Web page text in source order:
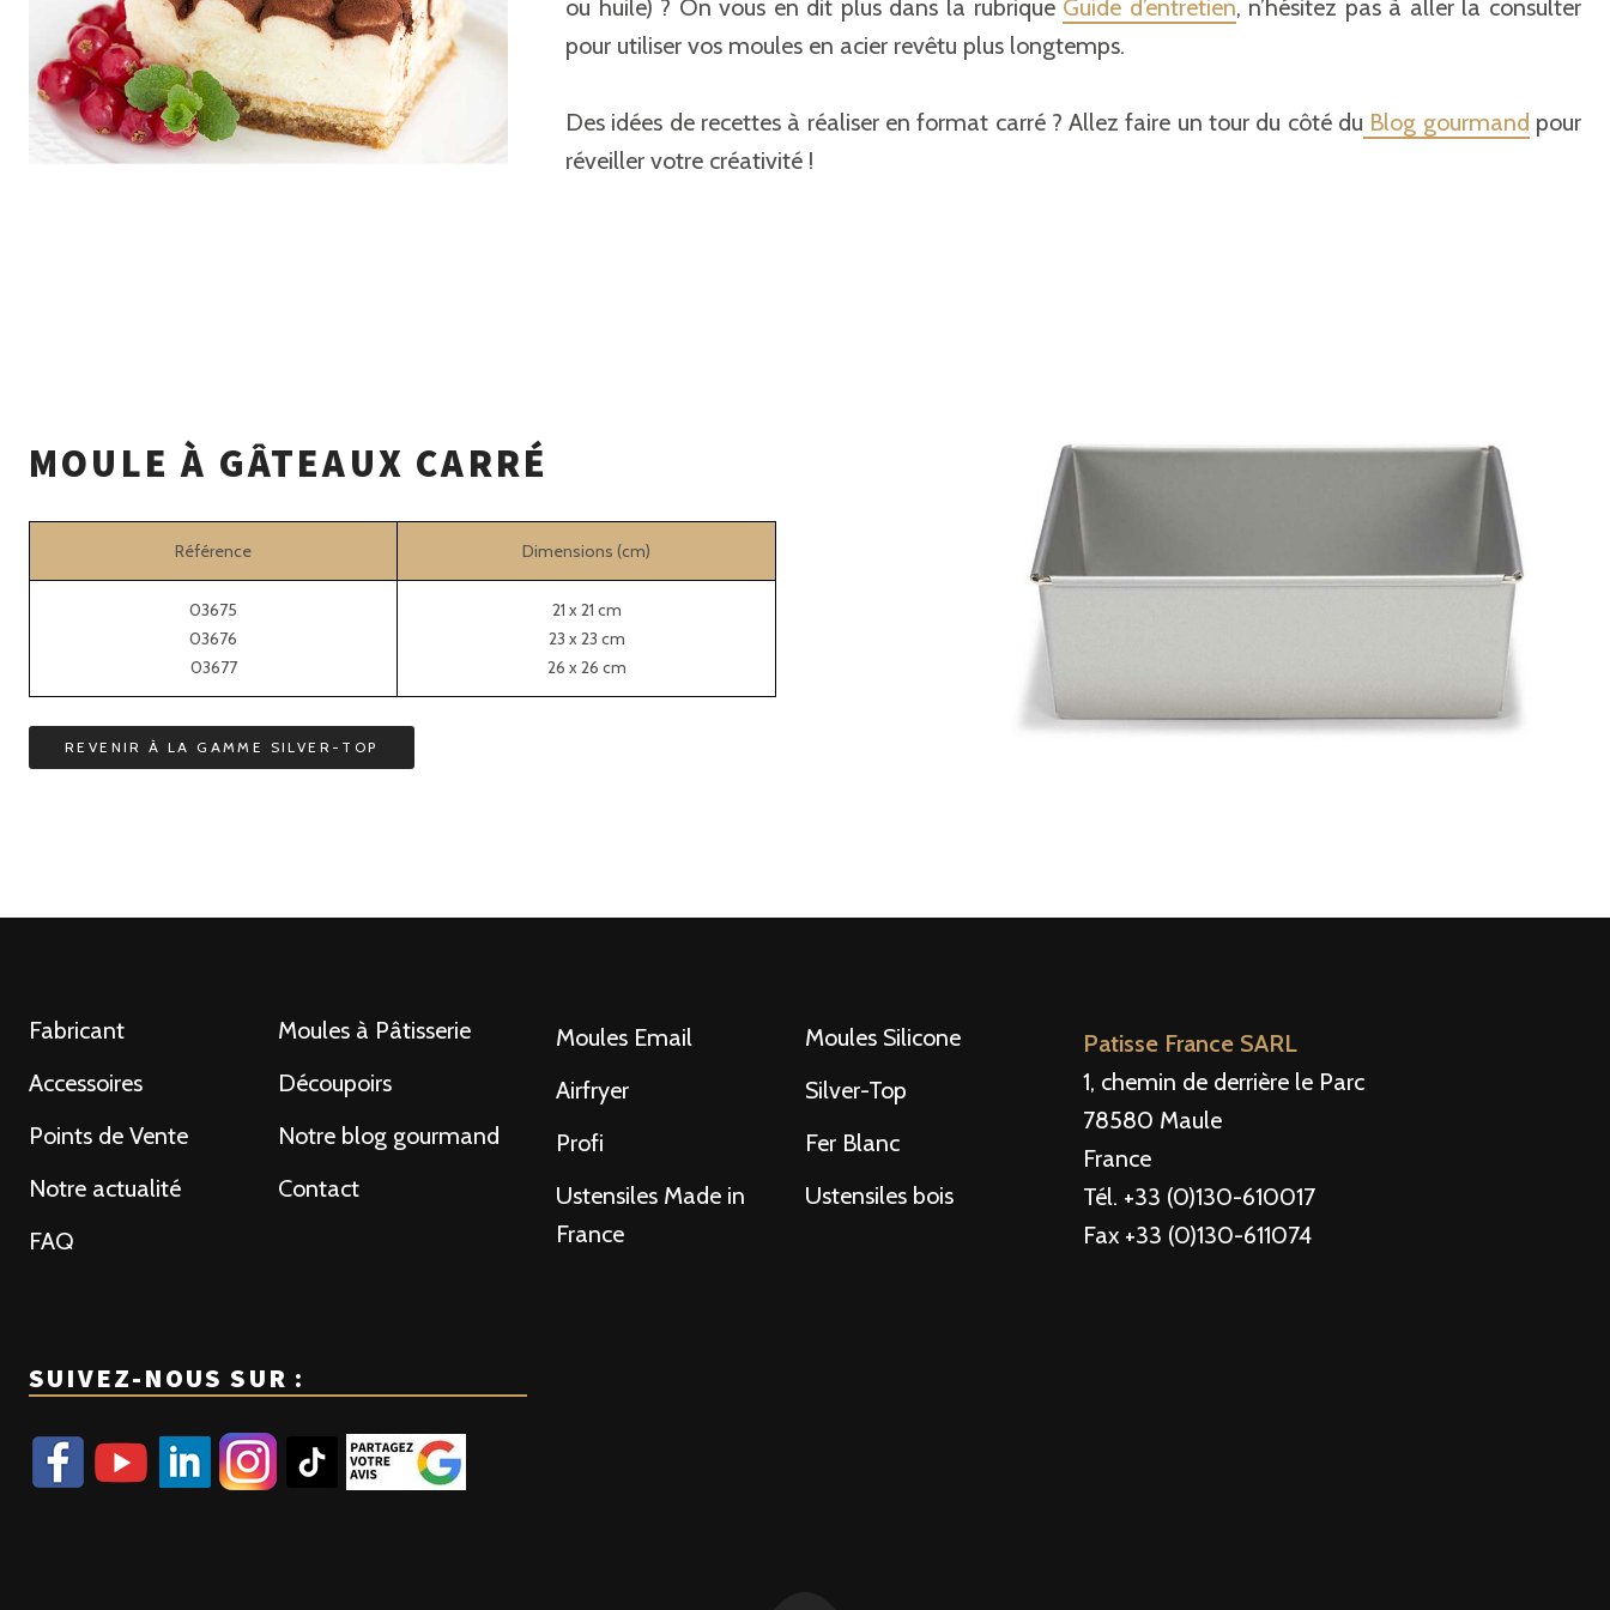
ou huile) ? On vous en dit plus dans la rubrique Guide d’entretien, n’hésitez pas à aller la consulter
pour utiliser vos moules en acier revêtu plus longtemps.
Des idées de recettes à réaliser en format carré ? Allez faire un tour du côté du Blog gourmand pour
réveiller votre créativité !
MOULE À GÂTEAUX CARRÉ
Référence Dimensions (cm)
03675
03676
03677
21 x 21 cm
23 x 23 cm
26 x 26 cm
Fabricant
Moules à Pâtisserie
Accessoires
Découpoirs
Points de Vente
Notre blog gourmand
Notre actualité
Contact
FAQ
Moules Email
Moules Silicone
Airfryer
Silver-Top
Profi
Fer Blanc
Ustensiles Made in
France
Ustensiles bois
Patisse France SARL
1, chemin de derrière le Parc
78580 Maule
France
Tél. +33 (0)130-610017
Fax +33 (0)130-611074
SUIVEZ-NOUS SUR :